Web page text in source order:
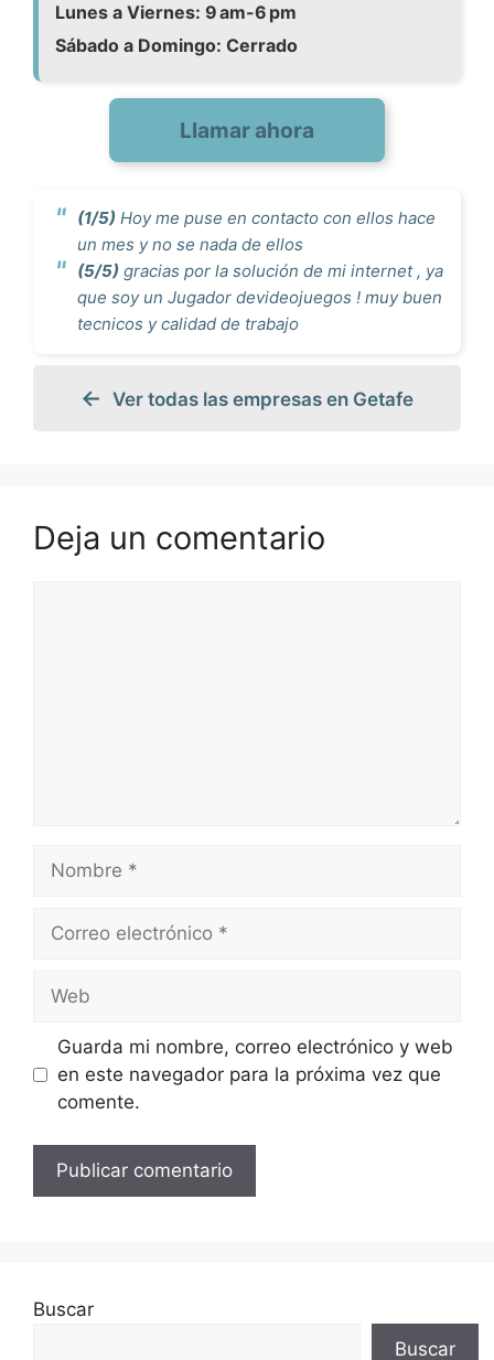
Lunes a Viernes: 9 am-6 pm
Sábado a Domingo: Cerrado
Llamar ahora
(1/5) Hoy me puse en contacto con ellos hace
un mes y no se nada de ellos
(5/5) gracias por la solución de mi internet , ya
que soy un Jugador devideojuegos ! muy buen
tecnicos y calidad de trabajo
Ver todas las empresas en Getafe
Deja un comentario
Nombre
Correo
Web
Guarda mi nombre, correo electrónico y web
en este navegador para la próxima vez que
comente.
Buscar
Buscar